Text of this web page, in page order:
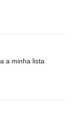
a minha lista